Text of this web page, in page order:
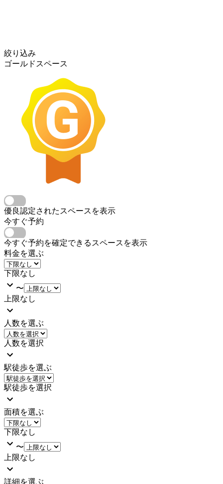
絞り込み
ゴールドスペース
優良認定されたスペースを表示
今すぐ予約
今すぐ予約を確定できるスペースを表示
料金を選ぶ
下限なし
〜
上限なし
人数を選ぶ
人数を選択
駅徒歩を選ぶ
駅徒歩を選択
面積を選ぶ
下限なし
〜
上限なし
詳細を選ぶ